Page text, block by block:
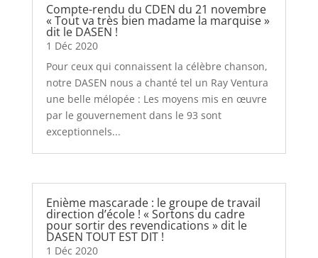
Compte-rendu du CDEN du 21 novembre
« Tout va très bien madame la marquise »
dit le DASEN !
1 Déc 2020
Pour ceux qui connaissent la célèbre chanson,
notre DASEN nous a chanté tel un Ray Ventura
une belle mélopée : Les moyens mis en œuvre
par le gouvernement dans le 93 sont
exceptionnels...
Enième mascarade : le groupe de travail
direction d’école ! « Sortons du cadre
pour sortir des revendications » dit le
DASEN TOUT EST DIT !
1 Déc 2020